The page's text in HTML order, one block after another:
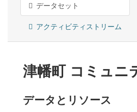
データセット
アクティビティストリーム
津幡町 コミュニ
データとリソース